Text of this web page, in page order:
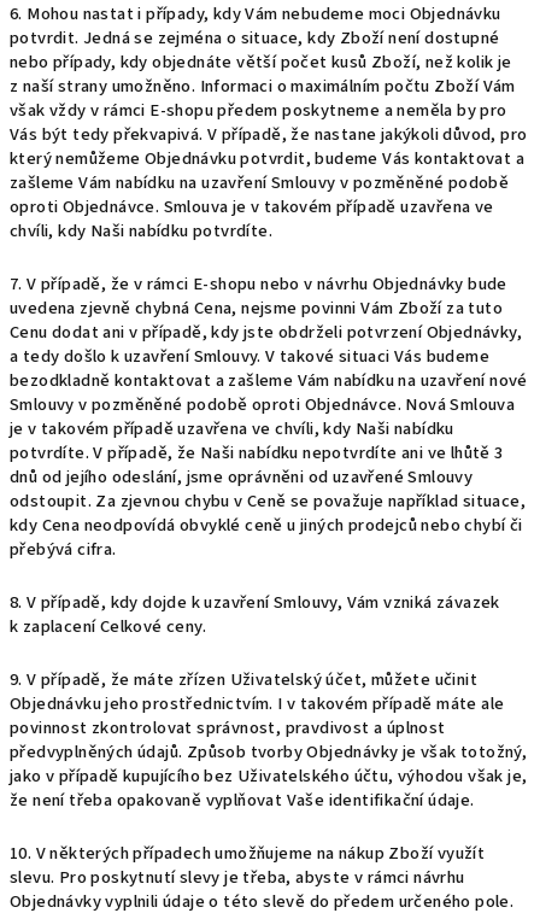
6. Mohou nastat i případy, kdy Vám nebudeme moci Objednávku
potvrdit. Jedná se zejména o situace, kdy Zboží není dostupné
nebo případy, kdy objednáte větší počet kusů Zboží, než kolik je
z naší strany umožněno. Informaci o maximálním počtu Zboží Vám
však vždy v rámci E-shopu předem poskytneme a neměla by pro
Vás být tedy překvapivá. V případě, že nastane jakýkoli důvod, pro
který nemůžeme Objednávku potvrdit, budeme Vás kontaktovat a
zašleme Vám nabídku na uzavření Smlouvy v pozměněné podobě
oproti Objednávce. Smlouva je v takovém případě uzavřena ve
chvíli, kdy Naši nabídku potvrdíte.
7. V případě, že v rámci E-shopu nebo v návrhu Objednávky bude
uvedena zjevně chybná Cena, nejsme povinni Vám Zboží za tuto
Cenu dodat ani v případě, kdy jste obdrželi potvrzení Objednávky,
a tedy došlo k uzavření Smlouvy. V takové situaci Vás budeme
bezodkladně kontaktovat a zašleme Vám nabídku na uzavření nové
Smlouvy v pozměněné podobě oproti Objednávce. Nová Smlouva
je v takovém případě uzavřena ve chvíli, kdy Naši nabídku
potvrdíte. V případě, že Naši nabídku nepotvrdíte ani ve lhůtě 3
dnů od jejího odeslání, jsme oprávněni od uzavřené Smlouvy
odstoupit. Za zjevnou chybu v Ceně se považuje například situace,
kdy Cena neodpovídá obvyklé ceně u jiných prodejců nebo chybí či
přebývá cifra.
8. V případě, kdy dojde k uzavření Smlouvy, Vám vzniká závazek
k zaplacení Celkové ceny.
9. V případě, že máte zřízen Uživatelský účet, můžete učinit
Objednávku jeho prostřednictvím. I v takovém případě máte ale
povinnost zkontrolovat správnost, pravdivost a úplnost
předvyplněných údajů. Způsob tvorby Objednávky je však totožný,
jako v případě kupujícího bez Uživatelského účtu, výhodou však je,
že není třeba opakovaně vyplňovat Vaše identifikační údaje.
10. V některých případech umožňujeme na nákup Zboží využít
slevu. Pro poskytnutí slevy je třeba, abyste v rámci návrhu
Objednávky vyplnili údaje o této slevě do předem určeného pole.